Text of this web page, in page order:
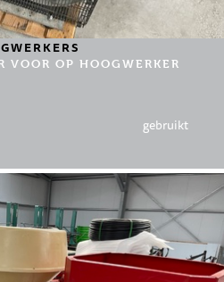
VOOR OP HOOGWERKER
gebruikt